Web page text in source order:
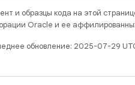
и образцы кода на этой
Oracle и ее
обновление: 2025-07-29